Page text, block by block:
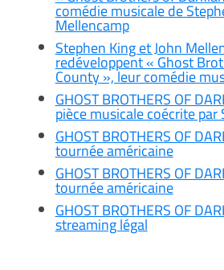
comédie musicale de
Mellencamp
Stephen King et John
redéveloppent « Ghost
County », leur comédie
GHOST BROTHERS OF
pièce musicale coécrite par
GHOST BROTHERS OF
tournée américaine
GHOST BROTHERS OF
tournée américaine
GHOST BROTHERS OF
streaming légal